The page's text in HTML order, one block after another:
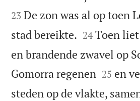
23 De zon was al op toen
stad bereikte. 

24 Toen
en brandende zwavel op
Gomorra regenen 

25 en
steden op de vlakte,